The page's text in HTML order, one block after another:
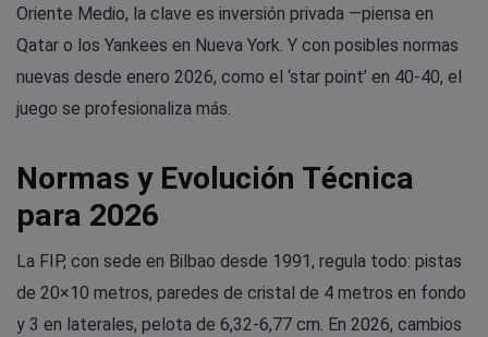
Oriente Medio, la clave es inversión privada —piensa en
Qatar o los Yankees en Nueva York. Y con posibles normas
nuevas desde enero 2026, como el ‘star point’ en 40-40, el
juego se profesionaliza más.
Normas y Evolución Técnica
para 2026
La FIP, con sede en Bilbao desde 1991, regula todo: pistas
de 20×10 metros, paredes de cristal de 4 metros en fondo
y 3 en laterales, pelota de 6,32-6,77 cm. En 2026, cambios